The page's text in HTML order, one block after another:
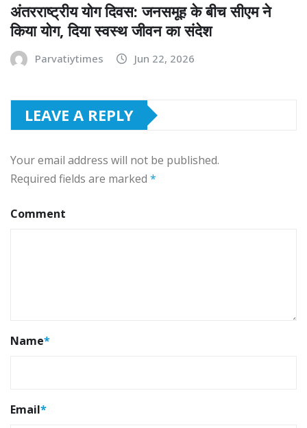
अंतरराष्ट्रीय योग दिवस: जनसमूह के बीच सीएम ने
किया योग, दिया स्वस्थ जीवन का संदेश
Parvatiytimes Jun 22, 2026
LEAVE A REPLY
Your email address will not be published.
Required fields are marked *
Comment
Name*
Email*